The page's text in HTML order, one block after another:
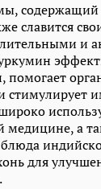
содержащий
славится
и
помогает
медицине, а
блюда
для